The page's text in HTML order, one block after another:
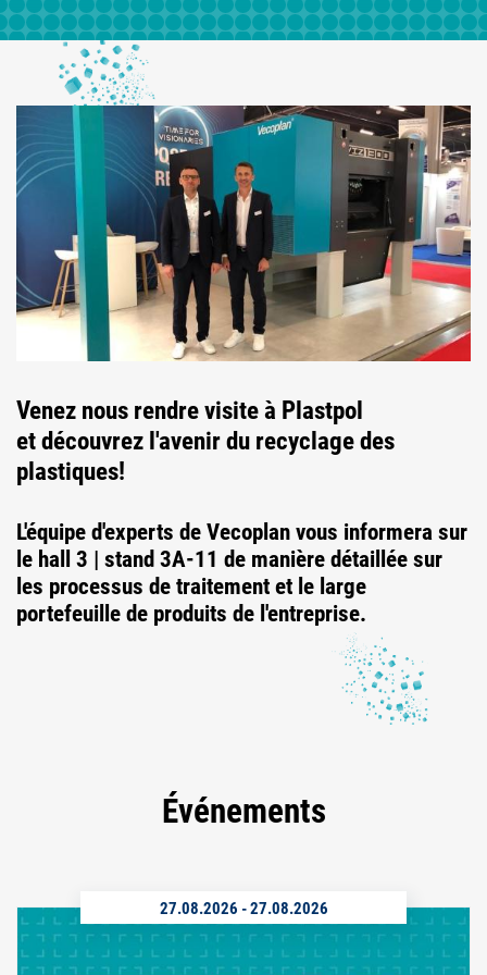
Venez nous rendre visite à Plastpol
et découvrez l'avenir du recyclage des
plastiques!
L'équipe d'experts de Vecoplan vous informerasur
le hall 3 | stand 3A-11 de manière détaillée sur
les processus de traitement et le large
portefeuille de produits de l'entreprise.
Événements
27.08.2026 -27.08.2026